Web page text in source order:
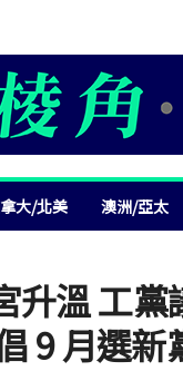
大/北美 澳洲/亞太
升溫 工黨
9 月選新